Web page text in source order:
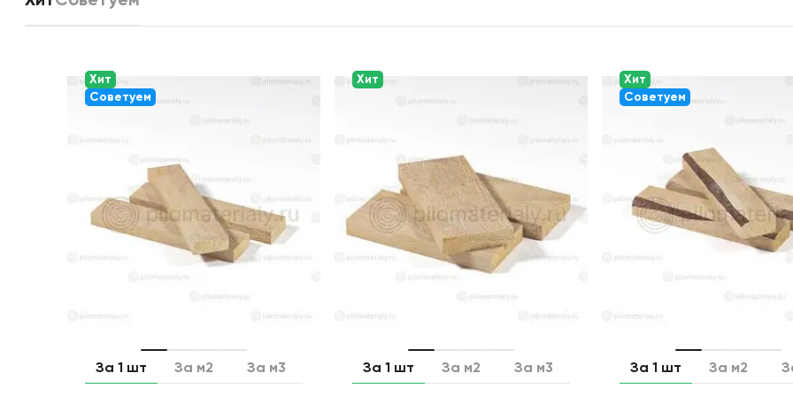
Хит
Советуем
За 1 шт За м2 За м3
Хит
За 1 шт За м2 За м3
Хит
Советуем
За 1 шт За м2